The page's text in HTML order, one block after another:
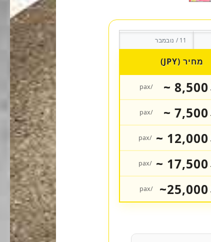
11 / נובמבר
מחיר (JPY)
8,500 ~
/pax
7,500 ~
/pax
12,000 ~
/pax
17,500 ~
/pax
25,000~
/pax